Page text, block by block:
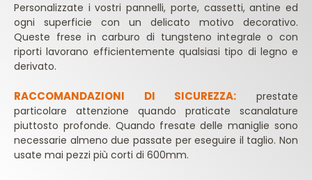
Personalizzate i vostri pannelli, porte, cassetti, antine ed
ogni superficie con un delicato motivo decorativo.
Queste frese in carburo di tungsteno integrale o con
riporti lavorano efficientemente qualsiasi tipo di legno e
derivato.
RACCOMANDAZIONI DI SICUREZZA: prestate
particolare attenzione quando praticate scanalature
piuttosto profonde. Quando fresate delle maniglie sono
necessarie almeno due passate per eseguire il taglio. Non
usate mai pezzi più corti di 600mm.